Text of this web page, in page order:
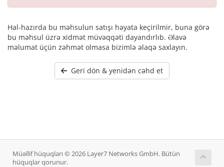
Hal-hazırda bu məhsulun satışı həyata keçirilmir, buna görə
bu məhsul üzrə xidmət müvəqqəti dayandırlıb. Əlavə
məlumat üçün zəhmət olmasa bizimlə əlaqə saxlayın.
Geri dön & yenidən cəhd et
Müəllif hüquqları © 2026 Layer7 Networks GmbH. Bütün
hüquqlar qorunur.